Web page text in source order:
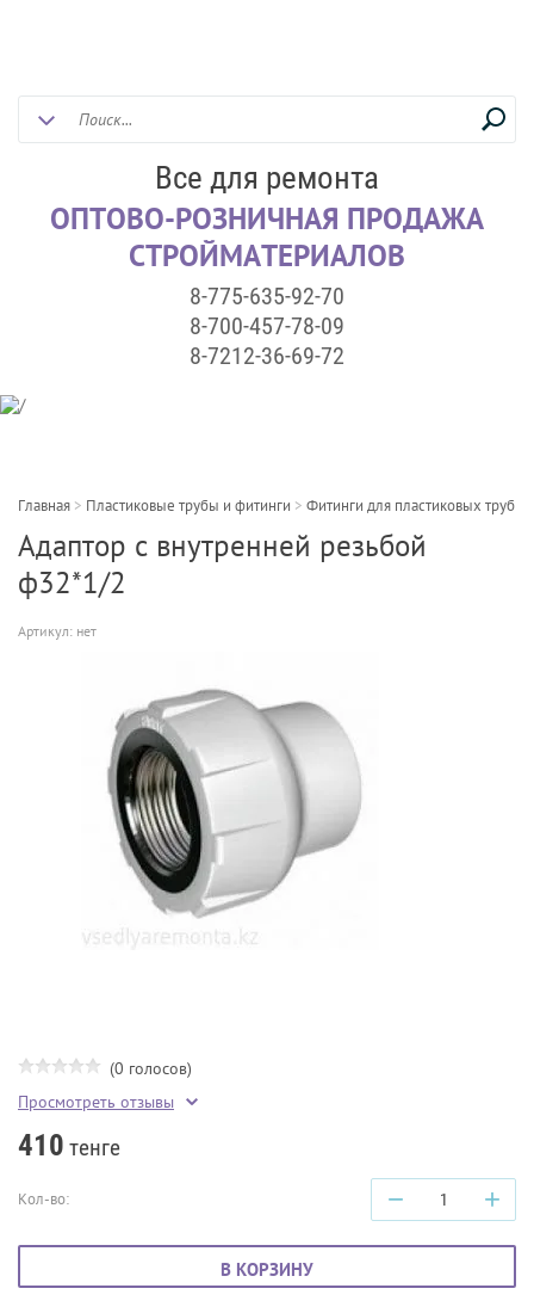
Все для ремонта
ОПТОВО-РОЗНИЧНАЯ ПРОДАЖА
СТРОЙМАТЕРИАЛОВ
8-775-635-92-70
8-700-457-78-09
8-7212-36-69-72
Главная > Пластиковые трубы и фитинги > Фитинги для пластиковых труб
Адаптор с внутренней резьбой
ф32*1/2
Артикул: нет
(0 голосов)
Просмотреть отзывы
410 тенге
Кол-во: − +
В КОРЗИНУ